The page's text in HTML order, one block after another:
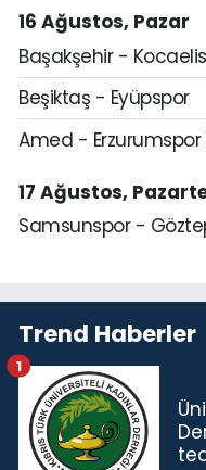
16 Ağustos, Pazar
Başakşehir -
Beşiktaş - Eyüpspor
Amed - Erzurumspor
17 Ağustos,
Samsunspor -
Trend Haberler
1